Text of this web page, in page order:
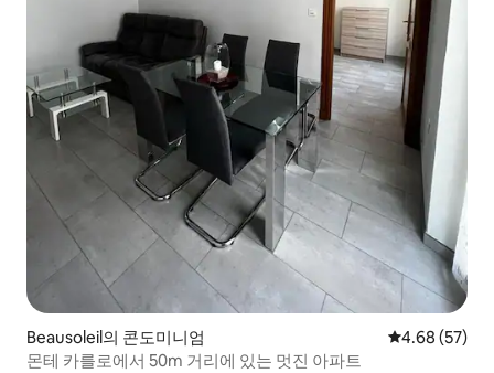
Beausoleil의 콘도미니엄 평점 4.68점(5
4.68 (57)
몬테 카를로에서 50m 거리에 있는 멋진 아파트